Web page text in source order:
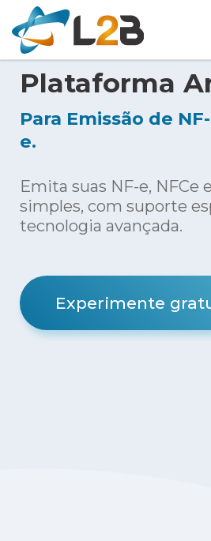
Plataforma
Para Emissão de
e.
Emita suas NF-e, NFCe
simples, com suporte
tecnologia avançada.
Experimente